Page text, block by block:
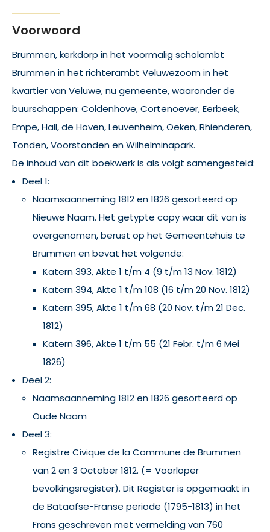
Voorwoord
Brummen, kerkdorp in het voormalig scholambt
Brummen in het richterambt Veluwezoom in het
kwartier van Veluwe, nu gemeente, waaronder de
buurschappen: Coldenhove, Cortenoever, Eerbeek,
Empe, Hall, de Hoven, Leuvenheim, Oeken, Rhienderen,
Tonden, Voorstonden en Wilhelminapark.
De inhoud van dit boekwerk is als volgt samengesteld:
Deel 1:
Naamsaanneming 1812 en 1826 gesorteerd op
Nieuwe Naam. Het getypte copy waar dit van is
overgenomen, berust op het Gemeentehuis te
Brummen en bevat het volgende:
Katern 393, Akte 1 t/m 4 (9 t/m 13 Nov. 1812)
Katern 394, Akte 1 t/m 108 (16 t/m 20 Nov. 1812)
Katern 395, Akte 1 t/m 68 (20 Nov. t/m 21 Dec.
1812)
Katern 396, Akte 1 t/m 55 (21 Febr. t/m 6 Mei
1826)
Deel 2:
Naamsaanneming 1812 en 1826 gesorteerd op
Oude Naam
Deel 3:
Registre Civique de la Commune de Brummen
van 2 en 3 October 1812. (= Voorloper
bevolkingsregister). Dit Register is opgemaakt in
de Bataafse-Franse periode (1795-1813) in het
Frans geschreven met vermelding van 760